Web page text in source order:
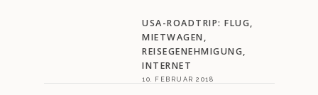
USA-ROADTRIP: FLUG,
MIETWAGEN,
REISEGENEHMIGUNG,
INTERNET
10. FEBRUAR 2018